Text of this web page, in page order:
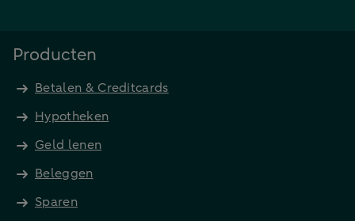
Producten
Betalen & Creditcards
Hypotheken
Geld lenen
Beleggen
Sparen